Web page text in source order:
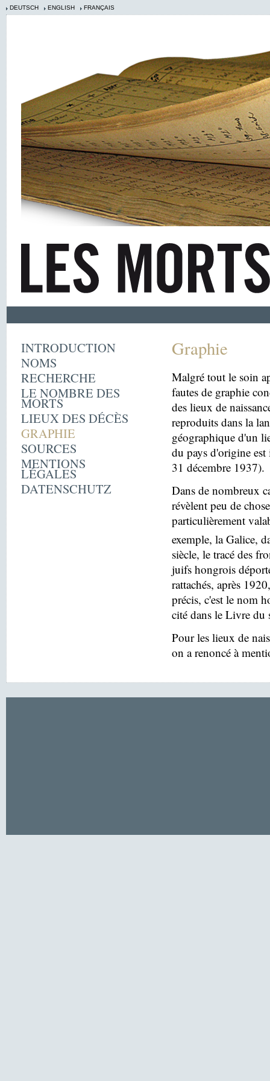
DEUTSCH ENGLISH FRANÇAIS
INTRODUCTION
NOMS
RECHERCHE
LE NOMBRE DES
MORTS
LIEUX DES DÉCÈS
GRAPHIE
SOURCES
MENTIONS
LÉGALES
DATENSCHUTZ
Graphie
Malgré tout le soin
fautes de graphie
des lieux de
reproduits dans la
géographique d'un
du pays d'origine est
31 décembre 1937).
Dans de nombreux
révèlent peu de
particulièrement
exemple, la Galice,
siècle, le tracé des
juifs hongrois
rattachés, après
précis, c'est le nom
cité dans le Livre du
Pour les lieux de
on a renoncé à